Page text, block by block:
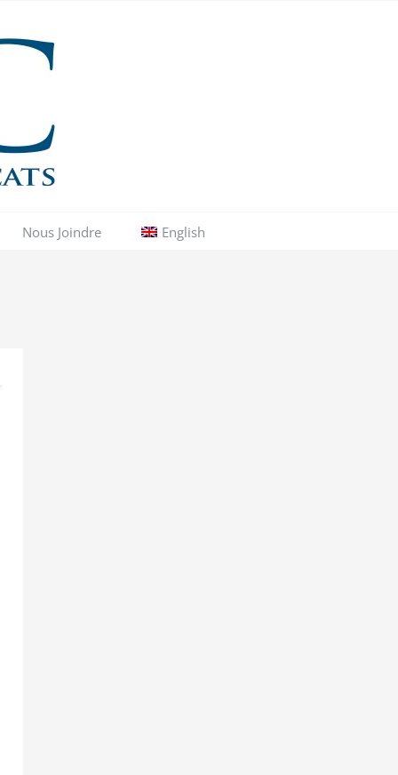
Nous Joindre English